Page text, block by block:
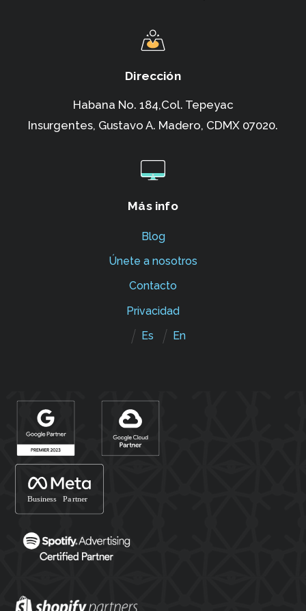
Dirección
Habana No. 184,Col. Tepeyac
Insurgentes, Gustavo A. Madero, CDMX 07020.
Más info
Blog
Únete a nosotros
Contacto
Privacidad
Es
En